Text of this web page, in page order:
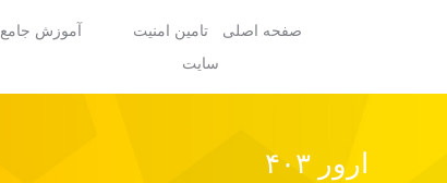
صفحه اصلی
تامین امنیت
سایت
آموزش جامع
ارور ۴۰۳